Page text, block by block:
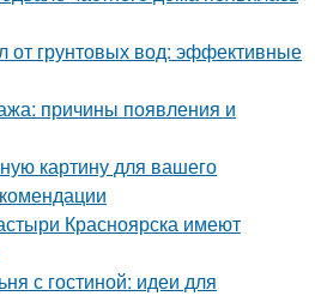
от грунтовых вод: эффективные
причины появления и
картину для вашего
Красноярска имеют
с гостиной: идеи для